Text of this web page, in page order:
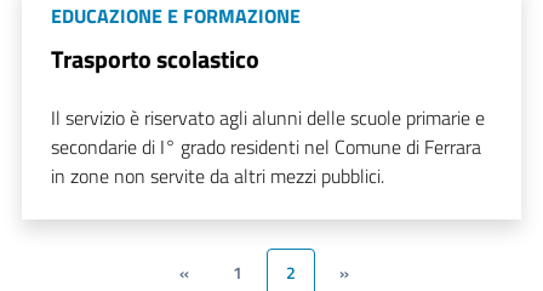
EDUCAZIONE E FORMAZIONE
Trasporto scolastico
Il servizio è riservato agli alunni delle scuole primarie e
secondarie di I° grado residenti nel Comune di Ferrara
in zone non servite da altri mezzi pubblici.
« 1 2 »